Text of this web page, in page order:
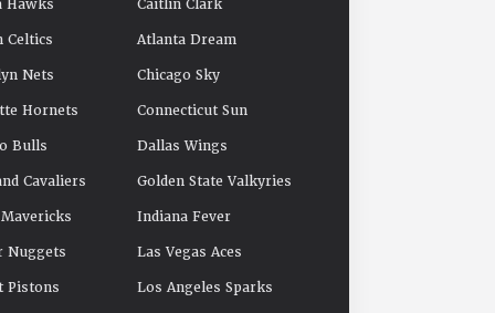
Hawks
Celtics
Nets
Hornets
Bulls
Cavaliers
Nuggets
Pistons
Caitlin Clark
Atlanta Dream
Chicago Sky
Connecticut Sun
Dallas Wings
Golden State Valkyries
Indiana Fever
Las Vegas Aces
Los Angeles Sparks